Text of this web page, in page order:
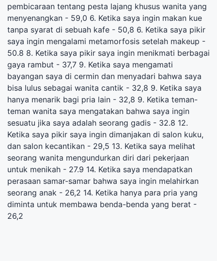
pembicaraan tentang pesta lajang khusus wanita yang
menyenangkan - 59,0 6. Ketika saya ingin makan kue
tanpa syarat di sebuah kafe - 50,8 6. Ketika saya pikir
saya ingin mengalami metamorfosis setelah makeup -
50.8 8. Ketika saya pikir saya ingin menikmati berbagai
gaya rambut - 37,7 9. Ketika saya mengamati
bayangan saya di cermin dan menyadari bahwa saya
bisa lulus sebagai wanita cantik - 32,8 9. Ketika saya
hanya menarik bagi pria lain - 32,8 9. Ketika teman-
teman wanita saya mengatakan bahwa saya ingin
sesuatu jika saya adalah seorang gadis - 32.8 12.
Ketika saya pikir saya ingin dimanjakan di salon kuku,
dan salon kecantikan - 29,5 13. Ketika saya melihat
seorang wanita mengundurkan diri dari pekerjaan
untuk menikah - 27.9 14. Ketika saya mendapatkan
perasaan samar-samar bahwa saya ingin melahirkan
seorang anak - 26,2 14. Ketika hanya para pria yang
diminta untuk membawa benda-benda yang berat -
26,2